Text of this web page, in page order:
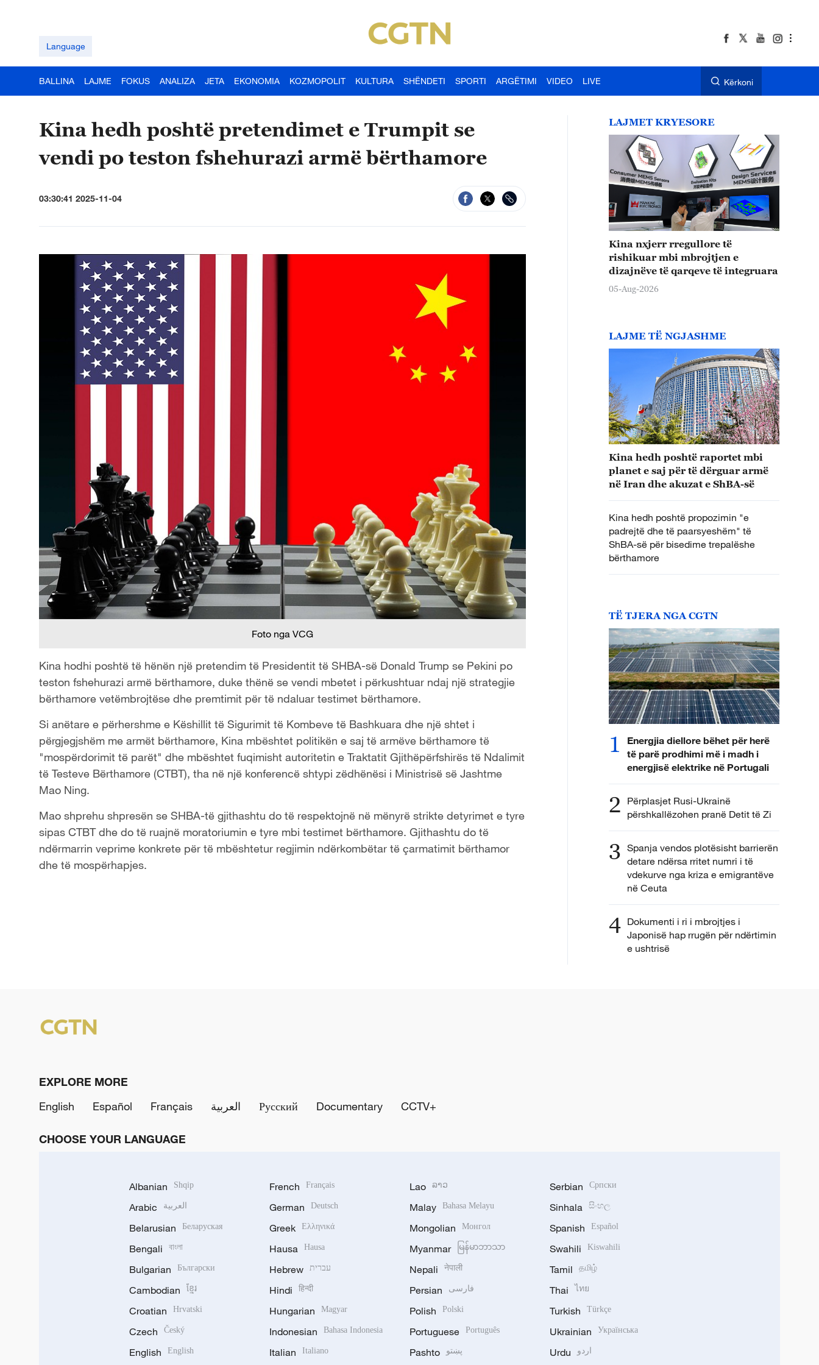
Language
BALLINA LAJME FOKUS ANALIZA JETA EKONOMIA KOZMOPOLIT KULTURA SHËNDETI SPORTI ARGËTIMI VIDEO LIVE Kërkoni
Kina hedh poshtë pretendimet e Trumpit se
vendi po teston fshehurazi armë bërthamore
03:30:41 2025-11-04
Foto nga VCG
Kina hodhi poshtë të hënën një pretendim të Presidentit të SHBA-së Donald Trump se Pekini po
teston fshehurazi armë bërthamore, duke thënë se vendi mbetet i përkushtuar ndaj një strategjie
bërthamore vetëmbrojtëse dhe premtimit për të ndaluar testimet bërthamore.
Si anëtare e përhershme e Këshillit të Sigurimit të Kombeve të Bashkuara dhe një shtet i
përgjegjshëm me armët bërthamore, Kina mbështet politikën e saj të armëve bërthamore të
"mospërdorimit të parët" dhe mbështet fuqimisht autoritetin e Traktatit Gjithëpërfshirës të Ndalimit
të Testeve Bërthamore (CTBT), tha në një konferencë shtypi zëdhënësi i Ministrisë së Jashtme
Mao Ning.
Mao shprehu shpresën se SHBA-të gjithashtu do të respektojnë në mënyrë strikte detyrimet e tyre
sipas CTBT dhe do të ruajnë moratoriumin e tyre mbi testimet bërthamore. Gjithashtu do të
ndërmarrin veprime konkrete për të mbështetur regjimin ndërkombëtar të çarmatimit bërthamor
dhe të mospërhapjes.
LAJMET KRYESORE
Kina nxjerr rregullore të
rishikuar mbi mbrojtjen e
dizajnëve të qarqeve të integruara
05-Aug-2026
LAJME TË NGJASHME
Kina hedh poshtë raportet mbi
planet e saj për të dërguar armë
në Iran dhe akuzat e ShBA-së
Kina hedh poshtë propozimin "e
padrejtë dhe të paarsyeshëm" të
ShBA-së për bisedime trepalëshe
bërthamore
TË TJERA NGA CGTN
1
Energjia diellore bëhet për herë
të parë prodhimi më i madh i
energjisë elektrike në Portugali
2 Përplasjet Rusi-Ukrainë
përshkallëzohen pranë Detit të Zi
3 Spanja vendos plotësisht barrierën
detare ndërsa rritet numri i të
vdekurve nga kriza e emigrantëve
në Ceuta
4 Dokumenti i ri i mbrojtjes i
Japonisë hap rrugën për ndërtimin
e ushtrisë
EXPLORE MORE
English
Español Français العربية Русский Documentary CCTV+
CHOOSE YOUR LANGUAGE
Albanian Shqip
Arabic العربية
Belarusian Беларуская
Bengali বাংলা
Bulgarian Български
Cambodian ខ្មែរ
Croatian Hrvatski
Czech Český
English English
French Français
German Deutsch
Greek Ελληνικά
Hausa Hausa
Hebrew עברית
Hindi हिन्दी
Hungarian Magyar
Indonesian Bahasa Indonesia
Italian Italiano
Lao ລາວ
Malay Bahasa Melayu
Mongolian Монгол
Myanmar မြန်မာဘာသာ
Nepali नेपाली
Persian فارسی
Polish Polski
Portuguese Português
Pashto پښتو
Serbian Српски
Sinhala සිංහල
Spanish Español
Swahili Kiswahili
Tamil தமிழ்
Thai ไทย
Turkish Türkçe
Ukrainian Українська
Urdu اردو